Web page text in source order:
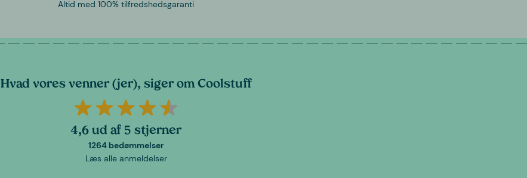
Altid med 100% tilfredshedsgaranti
Hvad vores venner (jer), siger om Coolstuff
4,6 ud af 5 stjerner
1264 bedømmelser
Læs alle anmeldelser